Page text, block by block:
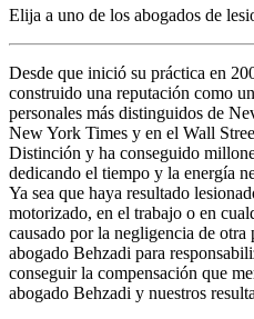
Elija a uno de los abogados de
Desde que inició su práctica en
construido una reputación como
personales más distinguidos de
New York Times y en el Wall
Distinción y ha conseguido
dedicando el tiempo y la energía
Ya sea que haya resultado
motorizado, en el trabajo o en
causado por la negligencia de otra
abogado Behzadi para
conseguir la compensación que
abogado Behzadi y nuestros